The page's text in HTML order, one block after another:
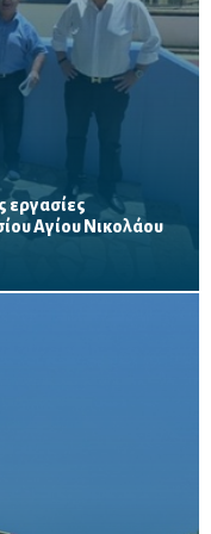
εργασίες
Αγίου Νικολάου
Γιαννάκου»
νέα σχολική χρονιά –
και...